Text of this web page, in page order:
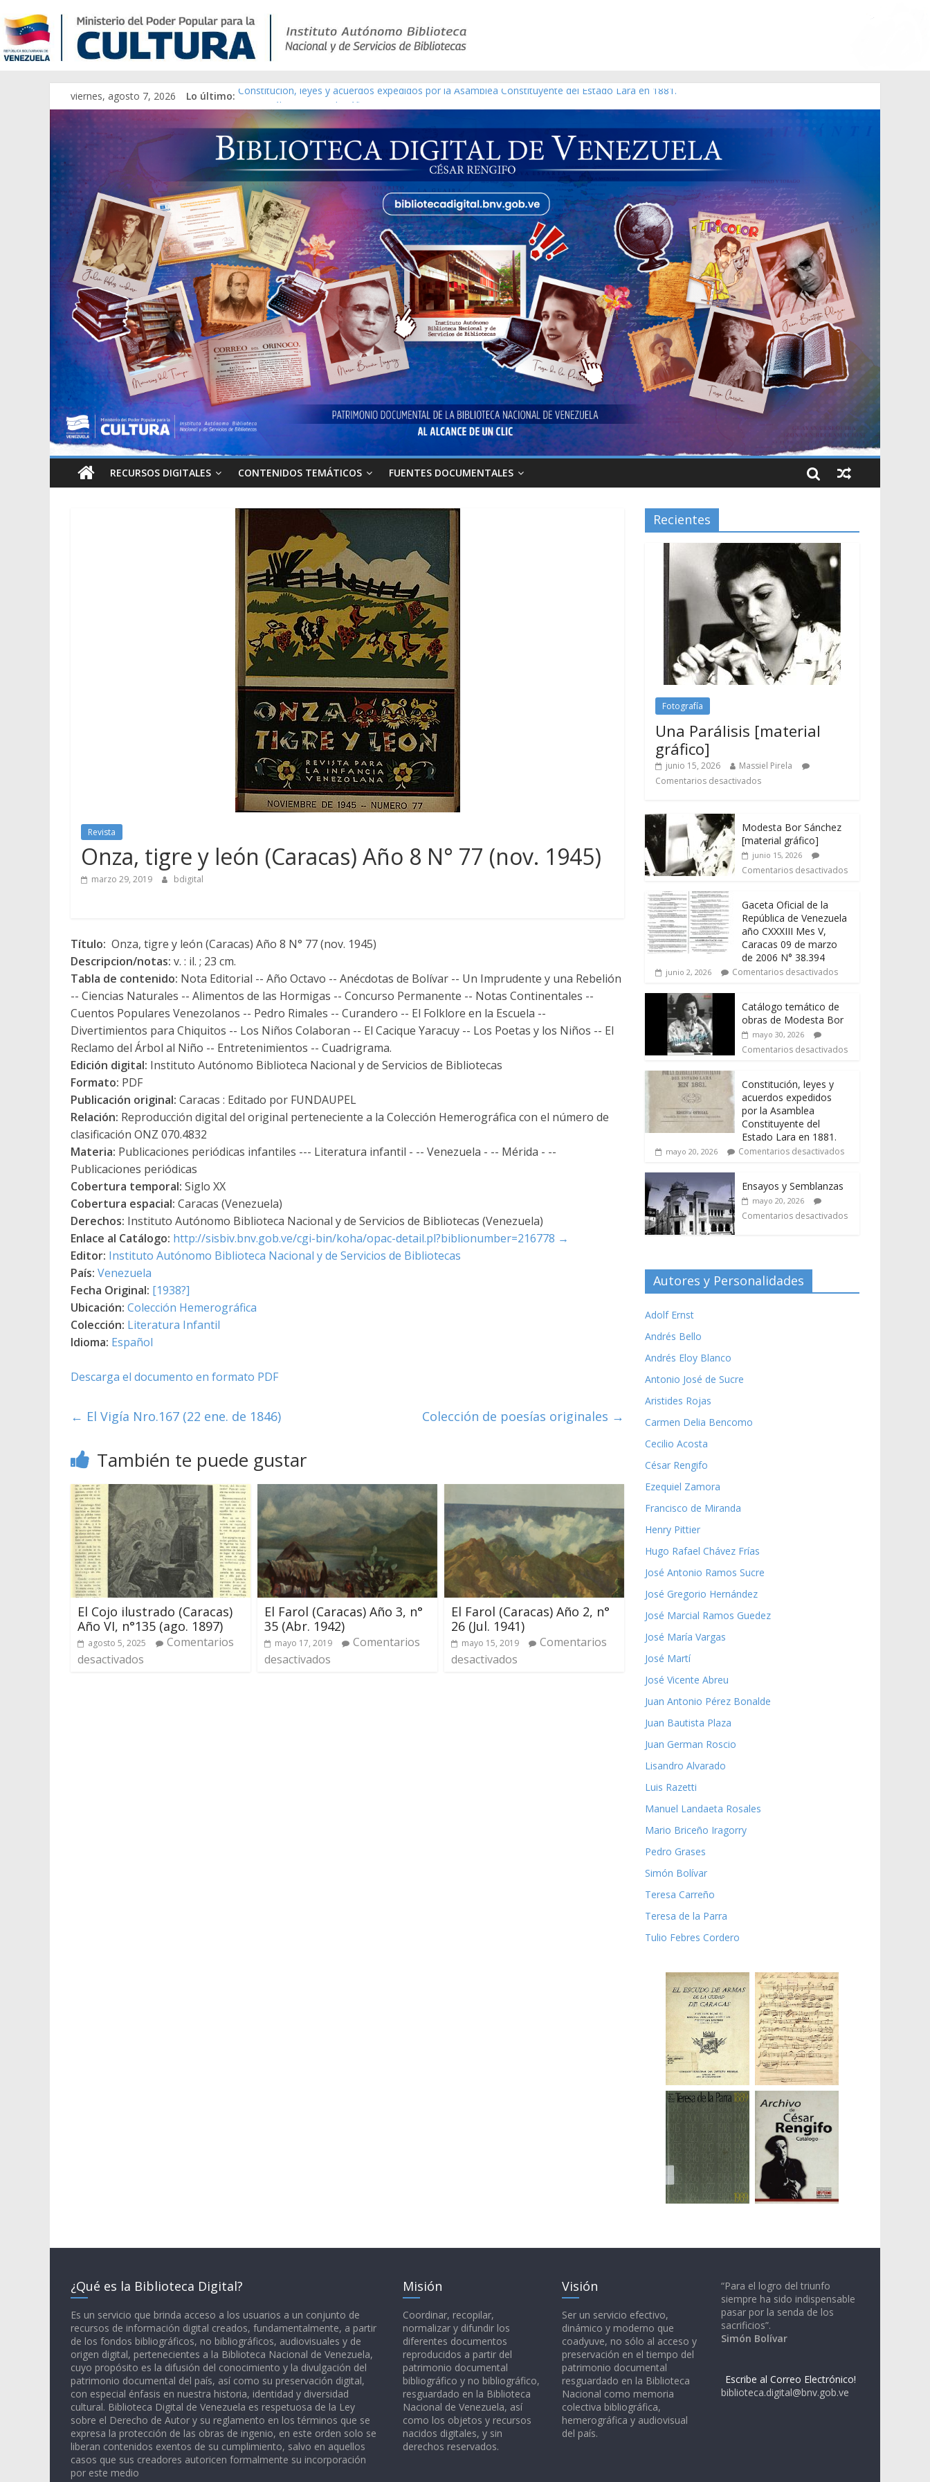
viernes, agosto 7, 2026 Lo último: Constitución, leyes y acuerdos expedidos por la Asamblea Constituyente del Estado Lara en 1881.
Una Parálisis [material gráfico]
Modesta Bor Sánchez [material gráfico]
Gaceta Oficial de la República de Venezuela año CXXXIII Mes V, Caracas 09 de marzo de 2006 N° 38.394
Catálogo temático de obras de Modesta Bor
RECURSOS DIGITALES CONTENIDOS TEMÁTICOS FUENTES DOCUMENTALES
Revista
Onza, tigre y león (Caracas) Año 8 N° 77 (nov. 1945)
marzo 29, 2019 bdigital
Título: Onza, tigre y león (Caracas) Año 8 N° 77 (nov. 1945)
Descripcion/notas: v. : il. ; 23 cm.
Tabla de contenido: Nota Editorial -- Año Octavo -- Anécdotas de Bolívar -- Un Imprudente y una Rebelión
-- Ciencias Naturales -- Alimentos de las Hormigas -- Concurso Permanente -- Notas Continentales --
Cuentos Populares Venezolanos -- Pedro Rimales -- Curandero -- El Folklore en la Escuela --
Divertimientos para Chiquitos -- Los Niños Colaboran -- El Cacique Yaracuy -- Los Poetas y los Niños -- El
Reclamo del Árbol al Niño -- Entretenimientos -- Cuadrigrama.
Edición digital: Instituto Autónomo Biblioteca Nacional y de Servicios de Bibliotecas
Formato: PDF
Publicación original: Caracas : Editado por FUNDAUPEL
Relación: Reproducción digital del original perteneciente a la Colección Hemerográfica con el número de
clasificación ONZ 070.4832
Materia: Publicaciones periódicas infantiles --- Literatura infantil - -- Venezuela - -- Mérida - --
Publicaciones periódicas
Cobertura temporal: Siglo XX
Cobertura espacial: Caracas (Venezuela)
Derechos: Instituto Autónomo Biblioteca Nacional y de Servicios de Bibliotecas (Venezuela)
Enlace al Catálogo: http://sisbiv.bnv.gob.ve/cgi-bin/koha/opac-detail.pl?biblionumber=216778 →
Editor: Instituto Autónomo Biblioteca Nacional y de Servicios de Bibliotecas
País: Venezuela
Fecha Original: [1938?]
Ubicación: Colección Hemerográfica
Colección: Literatura Infantil
Idioma: Español
Descarga el documento en formato PDF
← El Vigía Nro.167 (22 ene. de 1846) Colección de poesías originales →
También te puede gustar
El Cojo ilustrado (Caracas)
Año VI, n°135 (ago. 1897)
agosto 5, 2025
Comentarios
desactivados
El Farol (Caracas) Año 3, n°
35 (Abr. 1942)
mayo 17, 2019
Comentarios
desactivados
El Farol (Caracas) Año 2, n°
26 (Jul. 1941)
mayo 15, 2019
Comentarios
desactivados
Recientes
Fotografía
Una Parálisis [material
gráfico]
junio 15, 2026
Massiel Pirela
Comentarios desactivados
Modesta Bor Sánchez
[material gráfico]
junio 15, 2026
Comentarios desactivados
Gaceta Oficial de la
República de Venezuela
año CXXXIII Mes V,
Caracas 09 de marzo
de 2006 N° 38.394
junio 2, 2026 Comentarios desactivados
Catálogo temático de
obras de Modesta Bor
mayo 30, 2026
Comentarios desactivados
Constitución, leyes y
acuerdos expedidos
por la Asamblea
Constituyente del
Estado Lara en 1881.
mayo 20, 2026 Comentarios desactivados
Ensayos y Semblanzas
mayo 20, 2026
Comentarios desactivados
Autores y Personalidades
Adolf Ernst
Andrés Bello
Andrés Eloy Blanco
Antonio José de Sucre
Aristides Rojas
Carmen Delia Bencomo
Cecilio Acosta
César Rengifo
Ezequiel Zamora
Francisco de Miranda
Henry Pittier
Hugo Rafael Chávez Frías
José Antonio Ramos Sucre
José Gregorio Hernández
José Marcial Ramos Guedez
José María Vargas
José Martí
José Vicente Abreu
Juan Antonio Pérez Bonalde
Juan Bautista Plaza
Juan German Roscio
Lisandro Alvarado
Luis Razetti
Manuel Landaeta Rosales
Mario Briceño Iragorry
Pedro Grases
Simón Bolívar
Teresa Carreño
Teresa de la Parra
Tulio Febres Cordero
¿Qué es la Biblioteca Digital?
Es un servicio que brinda acceso a los usuarios a un conjunto de
recursos de información digital creados, fundamentalmente, a partir
de los fondos bibliográficos, no bibliográficos, audiovisuales y de
origen digital, pertenecientes a la Biblioteca Nacional de Venezuela,
cuyo propósito es la difusión del conocimiento y la divulgación del
patrimonio documental del país, así como su preservación digital,
con especial énfasis en nuestra historia, identidad y diversidad
cultural. Biblioteca Digital de Venezuela es respetuosa de la Ley
sobre el Derecho de Autor y su reglamento en los términos que se
expresa la protección de las obras de ingenio, en este orden solo se
liberan contenidos exentos de su cumplimiento, salvo en aquellos
casos que sus creadores autoricen formalmente su incorporación
por este medio
Misión
Coordinar, recopilar,
normalizar y difundir los
diferentes documentos
reproducidos a partir del
patrimonio documental
bibliográfico y no bibliográfico,
resguardado en la Biblioteca
Nacional de Venezuela, así
como los objetos y recursos
nacidos digitales, y sin
derechos reservados.
Visión
Ser un servicio efectivo,
dinámico y moderno que
coadyuve, no sólo al acceso y
preservación en el tiempo del
patrimonio documental
resguardado en la Biblioteca
Nacional como memoria
colectiva bibliográfica,
hemerográfica y audiovisual
del país.
“Para el logro del triunfo
siempre ha sido indispensable
pasar por la senda de los
sacrificios”.
Simón Bolívar
Escribe al Correo Electrónico!
biblioteca.digital@bnv.gob.ve